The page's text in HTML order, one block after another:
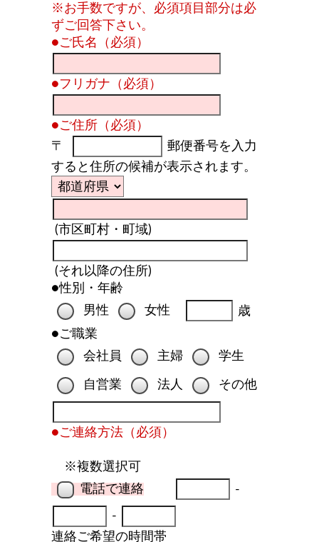
※お手数ですが、必須項目部分は必
ずご回答下さい。
●ご氏名（必須）
●フリガナ（必須）
●ご住所（必須）
〒
郵便番号を入力
すると住所の候補が表示されます。
(市区町村・町域)
(それ以降の住所)
●性別・年齢
男性
女性
歳
●ご職業
会社員
主婦 学生
自営業 法人 その他
●ご連絡方法（必須）
※複数選択可
電話で連絡
-
-
連絡ご希望の時間帯